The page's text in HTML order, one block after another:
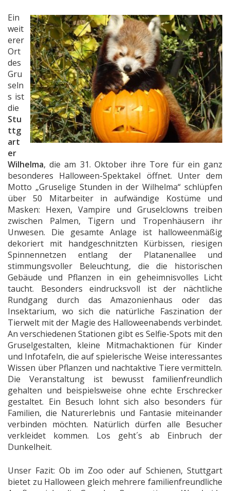
Ein
weit
erer
Ort
des
Gru
seln
s ist
die
Stu
ttg
art
er
Wilhelma, die am 31. Oktober ihre Tore für ein ganz
besonderes Halloween-Spektakel öffnet. Unter dem
Motto „Gruselige Stunden in der Wilhelma“ schlüpfen
über 50 Mitarbeiter in aufwändige Kostüme und
Masken: Hexen, Vampire und Gruselclowns treiben
zwischen Palmen, Tigern und Tropenhäusern ihr
Unwesen. Die gesamte Anlage ist halloweenmäßig
dekoriert mit handgeschnitzten Kürbissen, riesigen
Spinnennetzen entlang der Platanenallee und
stimmungsvoller Beleuchtung, die die historischen
Gebäude und Pflanzen in ein geheimnisvolles Licht
taucht. Besonders eindrucksvoll ist der nächtliche
Rundgang durch das Amazonienhaus oder das
Insektarium, wo sich die natürliche Faszination der
Tierwelt mit der Magie des Halloweenabends verbindet.
An verschiedenen Stationen gibt es Selfie-Spots mit den
Gruselgestalten, kleine Mitmachaktionen für Kinder
und Infotafeln, die auf spielerische Weise interessantes
Wissen über Pflanzen und nachtaktive Tiere vermitteln.
Die Veranstaltung ist bewusst familienfreundlich
gehalten und beispielsweise ohne echte Erschrecker
gestaltet. Ein Besuch lohnt sich also besonders für
Familien, die Naturerlebnis und Fantasie miteinander
verbinden möchten. Natürlich dürfen alle Besucher
verkleidet kommen. Los geht´s ab Einbruch der
Dunkelheit.
Unser Fazit: Ob im Zoo oder auf Schienen, Stuttgart
bietet zu Halloween gleich mehrere familienfreundliche